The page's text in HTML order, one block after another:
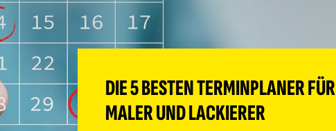
DIE 5 BESTEN TERMINPLANER FÜR
MALER UND LACKIERER